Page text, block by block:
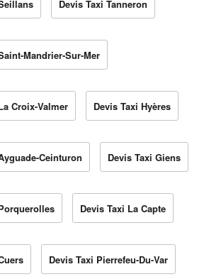
Devis Taxi Tanneron
Mandrier-Sur-Mer
Croix-Valmer Devis Taxi Hyères
Ceinturon Devis Taxi Giens
Devis Taxi La Capte
Devis Taxi Pierrefeu-Du-Var